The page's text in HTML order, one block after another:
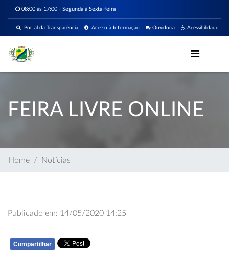
08:00 ás 17:00 - Segunda à Sexta-feira
Acessibilidade
Ouvidoria
Acesso à Informação
Portal da Transparência
FEIRA LIVRE ONLINE
Home Notícias
Publicado em: 14/05/2020 14:25
Compartilhar